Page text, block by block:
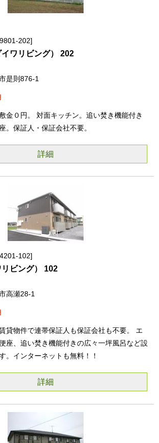
202
ワリビング） 202
是則876-1
金０円。 対面キッチン。追い焚き機能付き
。保証人・保証会社不要。
詳細
102
ビング） 102
高瀬28-1
貸物件で連帯保証人も保証会社も不要。 エ
座、追い焚き機能付きの広々一坪風呂など設
。インターネットも無料！！
詳細